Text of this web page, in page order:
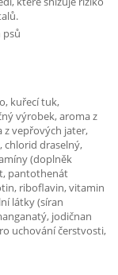
psů
kuřecí tuk,
výrobek, aroma z
z vepřových jater,
chlorid draselný,
(doplněk
pantothenát
riboflavin, vitamin
látky (síran
jodičnan
uchování čerstvosti,